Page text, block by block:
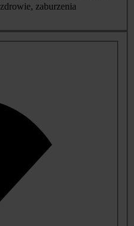
zdrowie, zaburzenia